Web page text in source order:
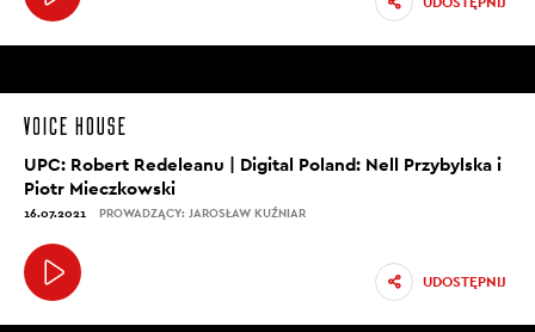
UPC: Robert Redeleanu | Digital Poland: Nell Przybylska i
Piotr Mieczkowski
16.07.2021 PROWADZĄCY: JAROSŁAW KUŹNIAR
UDOSTĘPNIJ